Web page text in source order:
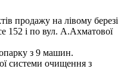
продажу на лівому березі
152 і по вул. А.Ахматової
з 9 машин.
системи очищення з